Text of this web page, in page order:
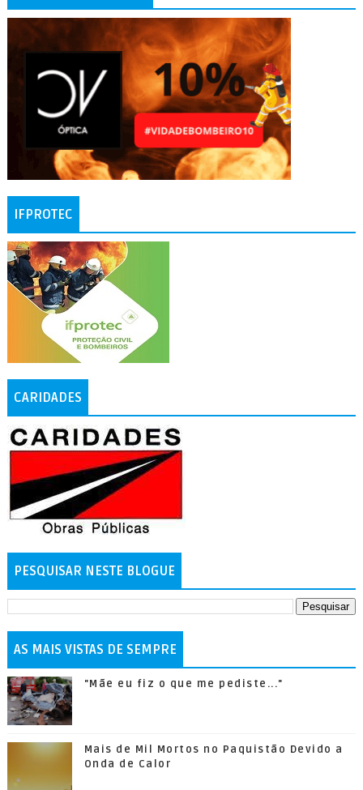
IFPROTEC
CARIDADES
PESQUISAR NESTE BLOGUE
AS MAIS VISTAS DE SEMPRE
"Mãe eu fiz o que me pediste..."
Mais de Mil Mortos no Paquistão Devido a
Onda de Calor